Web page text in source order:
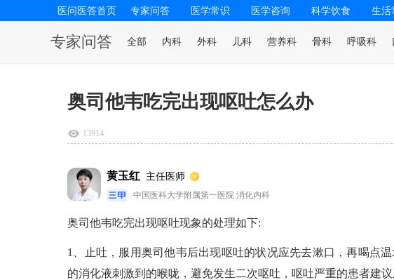
医问医答首页 专家问答 医学常识 医学咨询 科学饮食 生活
专家问答 全部 内科 外科 儿科 营养科 骨科 呼吸科
奥司他韦吃完出现呕吐怎么办
13914
黄玉红 主任医师
中国医科大学附属第一医院 消化内科
奥司他韦吃完出现呕吐现象的处理如下:
1、止吐，服用奥司他韦后出现呕吐的状况应先去漱口，再喝点
的消化液刺激到的喉咙，避免发生二次呕吐，呕吐严重的患者建议